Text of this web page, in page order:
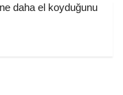
daha el koyduğunu